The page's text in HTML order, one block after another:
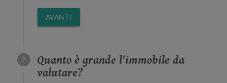
AVANTI
Quanto è grande l'immobile da
valutare?